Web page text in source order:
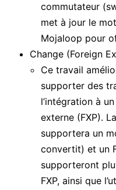
commutateur
met à jour le
Mojaloop pour
Change (Foreign
Ce travail
supporter des
l’intégration à
externe (FXP).
supportera un
convertit) et un
supporteront
FXP, ainsi que